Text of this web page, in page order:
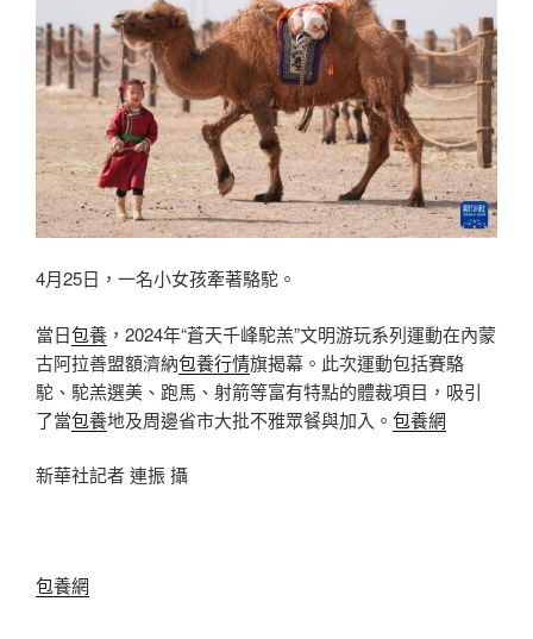
4月25日，一名小女孩牽著駱駝。
當日包養 ，2024年“蒼天千峰駝羔”文明游玩系列運動在內蒙
古阿拉善盟額濟納包養行情旗揭幕。此次運動包括賽駱
駝、駝羔選美、跑馬、射箭等富有特點的體裁項目，吸引
了當包養地及周邊省市大批不雅眾餐與加入。 包養網
新華社記者 連振 攝
包養網